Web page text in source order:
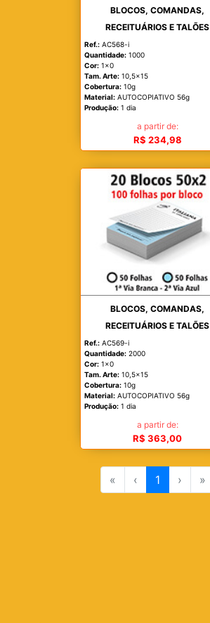
BLOCOS, COMANDAS,
RECEITUÁRIOS E TALÕES
Ref.: AC568-i
Quantidade: 1000
Cor: 1x0
Tam. Arte: 10,5x15
Cobertura: 10g
Material: AUTOCOPIATIVO 56g
Produção: 1 dia
a partir de:
R$ 234,98
BLOCOS, COMANDAS,
RECEITUÁRIOS E TALÕES
Ref.: AC569-i
Quantidade: 2000
Cor: 1x0
Tam. Arte: 10,5x15
Cobertura: 10g
Material: AUTOCOPIATIVO 56g
Produção: 1 dia
a partir de:
R$ 363,00
« ‹ 1 › »